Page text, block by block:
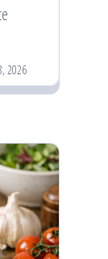
2026